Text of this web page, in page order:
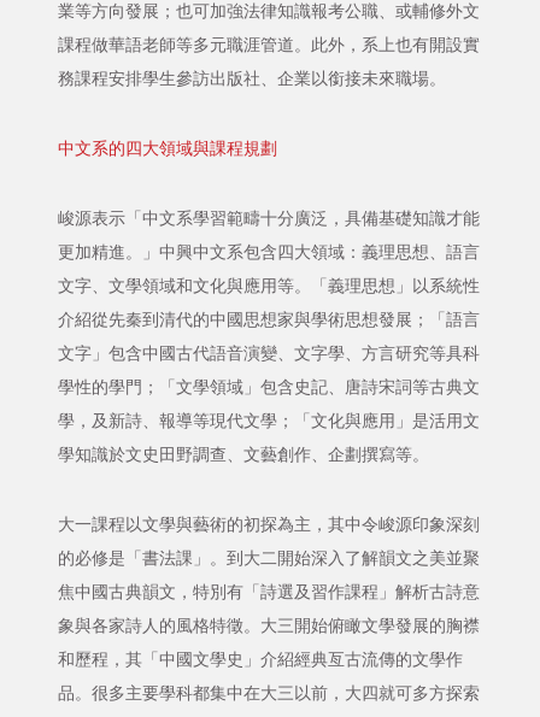
業等方向發展；也可加強法律知識報考公職、或輔修外文
課程做華語老師等多元職涯管道。此外，系上也有開設實
務課程安排學生參訪出版社、企業以銜接未來職場。
中文系的四大領域與課程規劃
峻源表示「中文系學習範疇十分廣泛，具備基礎知識才能
更加精進。」中興中文系包含四大領域：義理思想、語言
文字、文學領域和文化與應用等。「義理思想」以系統性
介紹從先秦到清代的中國思想家與學術思想發展；「語言
文字」包含中國古代語音演變、文字學、方言研究等具科
學性的學門；「文學領域」包含史記、唐詩宋詞等古典文
學，及新詩、報導等現代文學；「文化與應用」是活用文
學知識於文史田野調查、文藝創作、企劃撰寫等。
大一課程以文學與藝術的初探為主，其中令峻源印象深刻
的必修是「書法課」。到大二開始深入了解韻文之美並聚
焦中國古典韻文，特別有「詩選及習作課程」解析古詩意
象與各家詩人的風格特徵。大三開始俯瞰文學發展的胸襟
和歷程，其「中國文學史」介紹經典亙古流傳的文學作
品。很多主要學科都集中在大三以前，大四就可多方探索